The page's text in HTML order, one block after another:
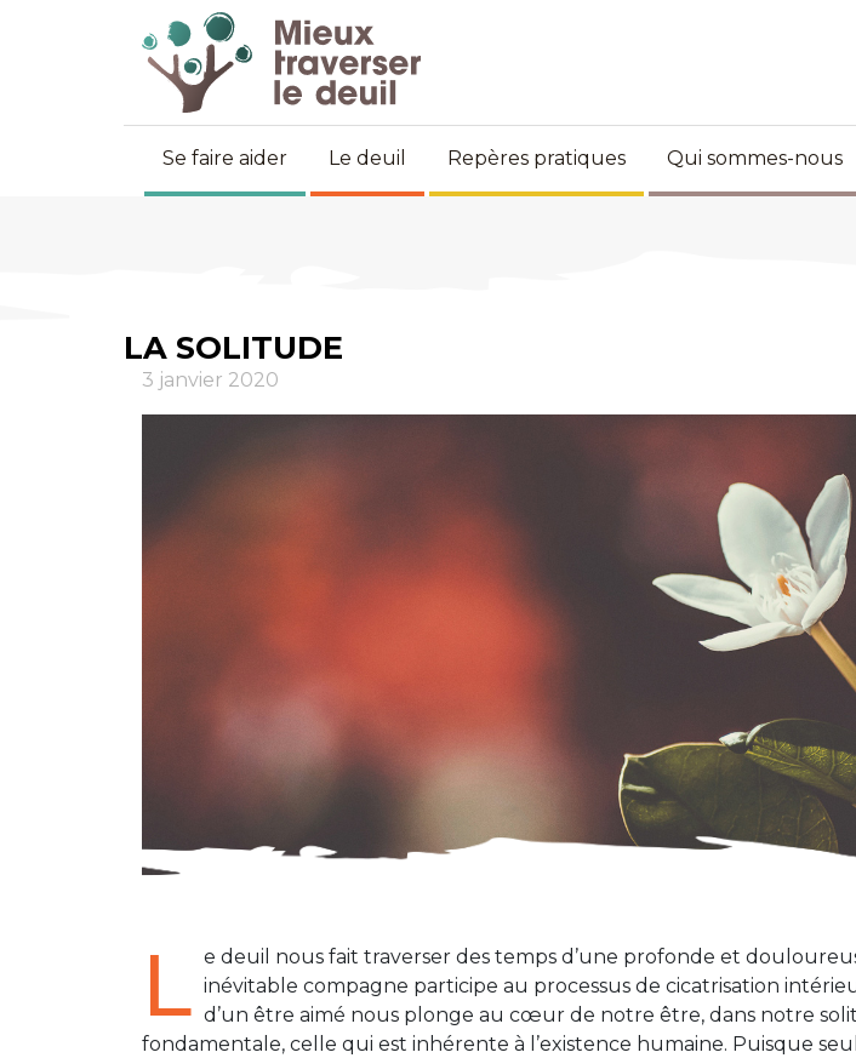
Se faire aider Le deuil Repères pratiques Qui sommes-nous
LA SOLITUDE
3 janvier 2020
L e deuil nous fait traverser des temps d’une profonde et
inévitable compagne participe au processus de cicatrisation
d’un être aimé nous plonge au cœur de notre être, dans notre
fondamentale, celle qui est inhérente à l’existence humaine. Puisque